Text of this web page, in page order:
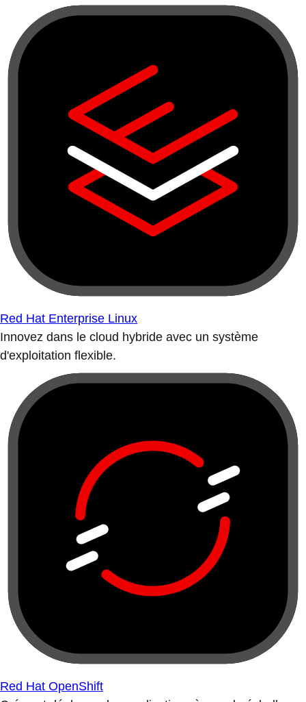
Red Hat Enterprise Linux
Innovez dans le cloud hybride avec un système
d'exploitation flexible.
Red Hat OpenShift